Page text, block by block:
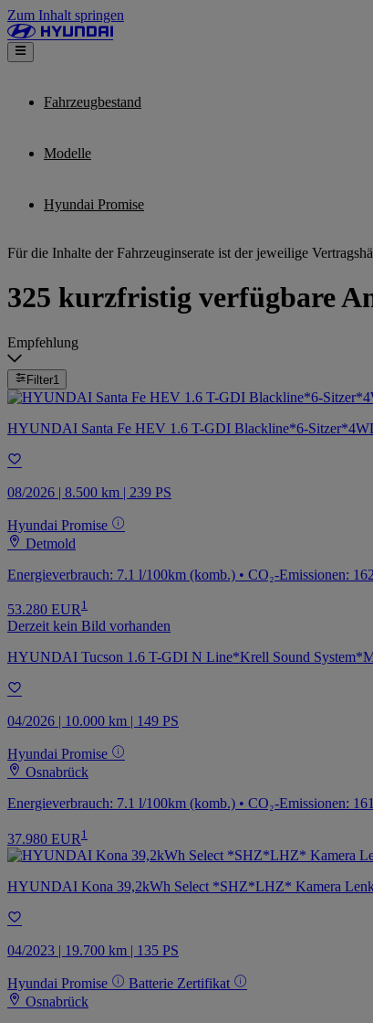
Zum Inhalt springen
Fahrzeugbestand
Modelle
Hyundai Promise
Für die Inhalte der Fahrzeuginserate ist der jeweilige
325 kurzfristig verfügbare
Empfehlung
Filter1
HYUNDAI Santa Fe HEV 1.6 T-GDI Blackline*6-
08/2026 | 8.500 km | 239 PS
Hyundai Promise
Detmold
Energieverbrauch: 7.1 l/100km (komb.) • CO₂-Emissionen:
53.280 EUR 1
Derzeit kein Bild vorhanden
HYUNDAI Tucson 1.6 T-GDI N Line*Krell Sound
04/2026 | 10.000 km | 149 PS
Hyundai Promise
Osnabrück
Energieverbrauch: 7.1 l/100km (komb.) • CO₂-Emissionen:
37.980 EUR 1
HYUNDAI Kona 39,2kWh Select *SHZ*LHZ* Kamera
04/2023 | 19.700 km | 135 PS
Hyundai Promise
Batterie Zertifikat
Osnabrück